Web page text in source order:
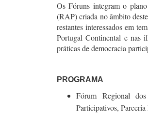
Os Fóruns integram o
(RAP) criada no âmbito
restantes interessados em
Portugal Continental e nas
práticas de democracia
PROGRAMA
Fórum Regional
Participativos,